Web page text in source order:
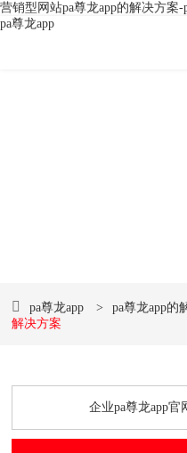
营销型网站pa尊龙app的解决方案-
pa尊龙app
pa尊龙app > pa尊龙app的
解决方案
企业pa尊龙app官